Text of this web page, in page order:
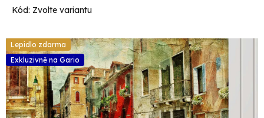
Kód: Zvolte variantu
Lepidlo zdarma
Exkluzivně na Gario